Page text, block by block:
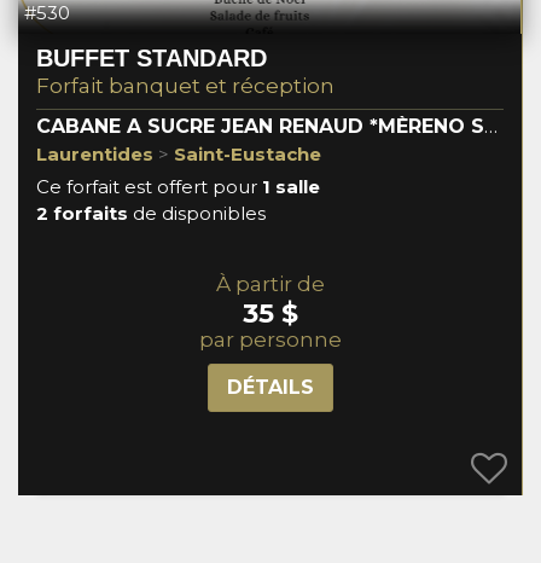
#530
BUFFET STANDARD
Forfait banquet et réception
CABANE A SUCRE JEAN RENAUD *MÈRENO SERVICE*
Laurentides > Saint-Eustache
Ce forfait est offert pour 1 salle
2 forfaits de disponibles
À partir de
35 $
par personne
DÉTAILS